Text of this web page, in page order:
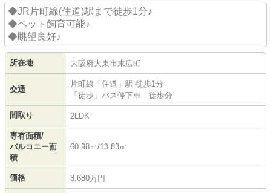
◆JR片町線(住道)駅まで徒歩1分♪
◆ペット飼育可能♪
◆眺望良好♪
所在地 大阪府大東市末広町
交通
片町線 「 住道 」駅 徒歩1分
「徒歩」バス停下車 徒歩分
間取り 2LDK
専有面積/
バルコニー面
積
60.98㎡/13.83㎡
価格 3,680万円